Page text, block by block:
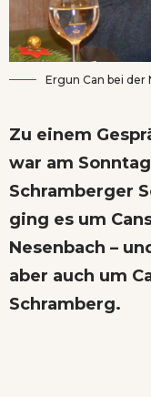
Ergun Can bei der
Zu einem
war am
Schramberger
ging es um
Nesenbach –
aber auch um
Schramberg.